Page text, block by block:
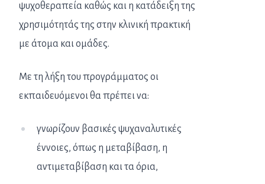
ψυχοθεραπεία καθώς και η κατάδειξη της
χρησιμότητάς της στην κλινική πρακτική
με άτομα και ομάδες.
Με τη λήξη του προγράμματος οι
εκπαιδευόμενοι θα πρέπει να:
γνωρίζουν βασικές ψυχαναλυτικές
έννοιες, όπως η μεταβίβαση, η
αντιμεταβίβαση και τα όρια,